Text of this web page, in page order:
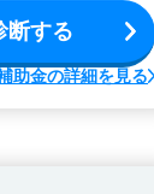
断する
助金の詳細を見る